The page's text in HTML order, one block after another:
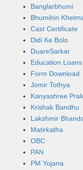
Banglarbhumi
Bhumihin
Cast Certificate
Didi Ke Bolo
DuareSarkar
Education Loans
Form Download
Jomir Tothya
Kanyashree
Krishak Bandhu
Lakshmir
Matirkatha
OBC
PAN
PM Yojana